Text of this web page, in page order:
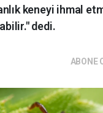
keneyi ihmal
dedi.
ABONE